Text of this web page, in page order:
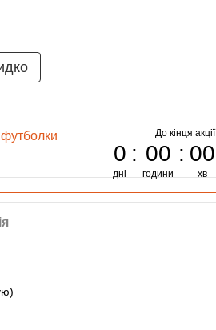
футболки
До кінця акції
0
дні
00
години
00
хв